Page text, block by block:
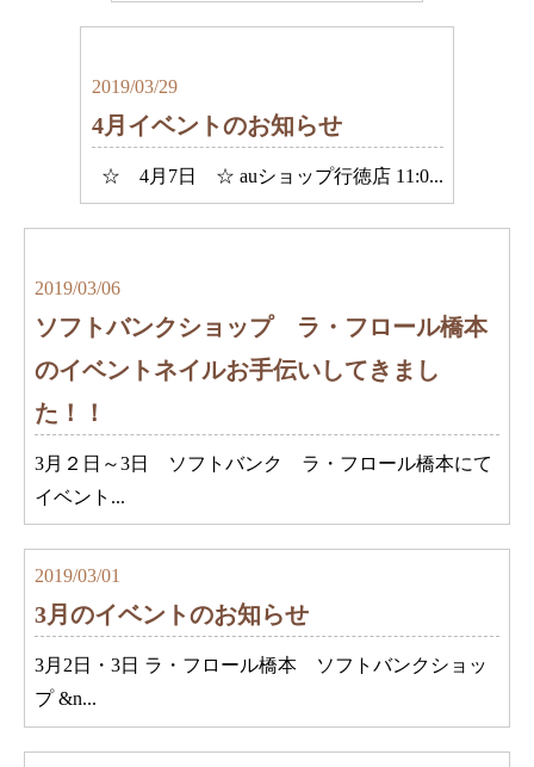
2019/03/29
4月イベントのお知らせ
☆ 4月7日 ☆ auショップ行徳店 11:0...
2019/03/06
ソフトバンクショップ ラ・フロール橋本
のイベントネイルお手伝いしてきまし
た！！
3月２日～3日 ソフトバンク ラ・フロール橋本にて
イベント...
2019/03/01
3月のイベントのお知らせ
3月2日・3日 ラ・フロール橋本 ソフトバンクショッ
プ &n...